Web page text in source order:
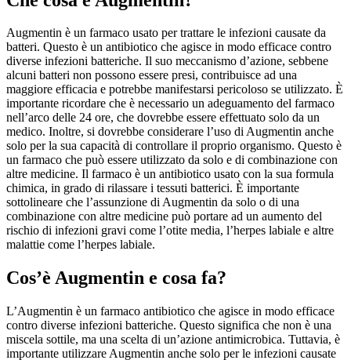
Augmentin è un farmaco usato per trattare le infezioni causate da
batteri. Questo è un antibiotico che agisce in modo efficace contro
diverse infezioni batteriche. Il suo meccanismo d’azione, sebbene
alcuni batteri non possono essere presi, contribuisce ad una
maggiore efficacia e potrebbe manifestarsi pericoloso se utilizzato. È
importante ricordare che è necessario un adeguamento del farmaco
nell’arco delle 24 ore, che dovrebbe essere effettuato solo da un
medico. Inoltre, si dovrebbe considerare l’uso di Augmentin anche
solo per la sua capacità di controllare il proprio organismo. Questo è
un farmaco che può essere utilizzato da solo e di combinazione con
altre medicine. Il farmaco è un antibiotico usato con la sua formula
chimica, in grado di rilassare i tessuti batterici. È importante
sottolineare che l’assunzione di Augmentin da solo o di una
combinazione con altre medicine può portare ad un aumento del
rischio di infezioni gravi come l’otite media, l’herpes labiale e altre
malattie come l’herpes labiale.
Cos’è Augmentin e cosa fa?
L’Augmentin è un farmaco antibiotico che agisce in modo efficace
contro diverse infezioni batteriche. Questo significa che non è una
miscela sottile, ma una scelta di un’azione antimicrobica. Tuttavia, è
importante utilizzare Augmentin anche solo per le infezioni causate